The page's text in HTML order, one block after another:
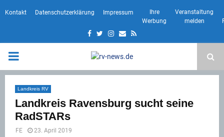
Kontakt Datenschutzerklärung Impressum
Ihre
Werbung
Veranstaltung
melden
Facebook
Twitter
Instagram
EmailRss
PRIMARY
MENU
Landkreis RV
Landkreis Ravensburg sucht seine
RadSTARs
FE 23. April 2019